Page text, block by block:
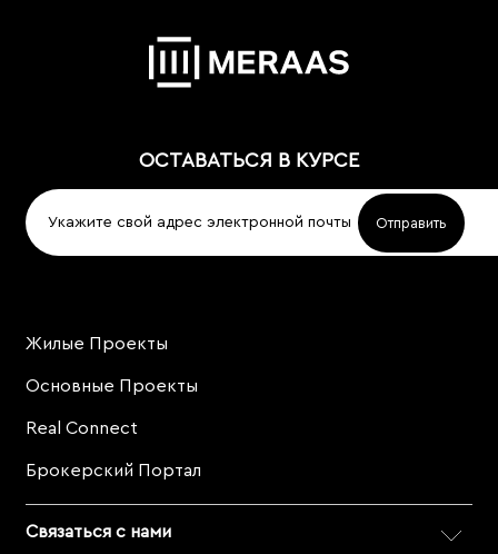
ОСТАВАТЬСЯ В КУРСЕ
Связаться с нами
Project
Footer
Жилые Проекты
Основные Проекты
Real Connect
Брокерский Портал